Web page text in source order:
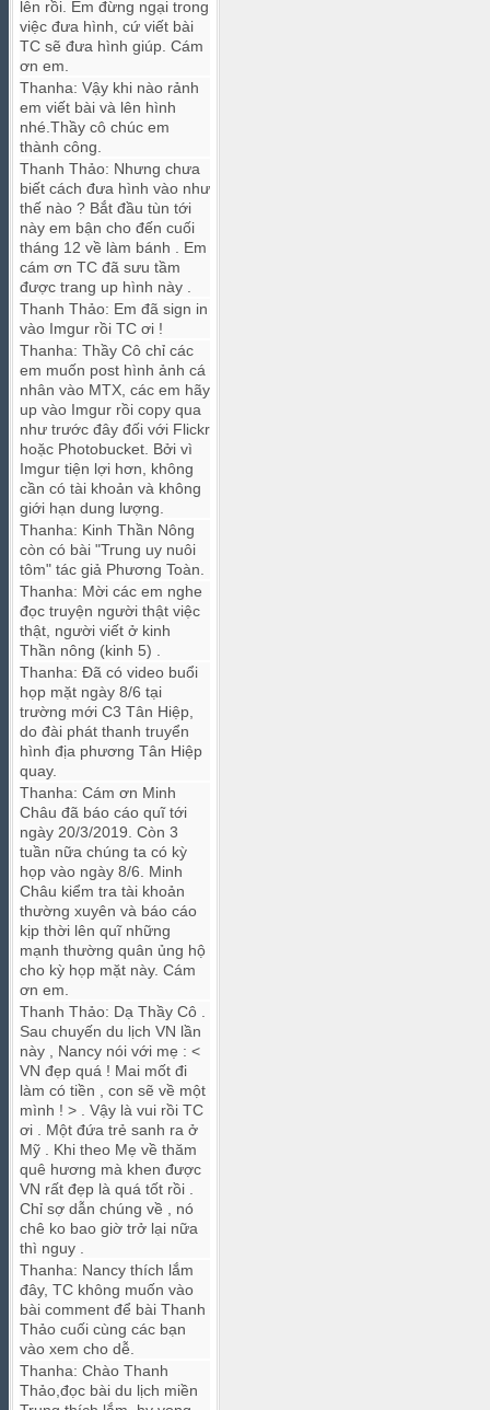
lên rồi. Em đừng ngại trong
việc đưa hình, cứ viết bài
TC sẽ đưa hình giúp. Cám
ơn em.
Thanha: Vậy khi nào rảnh
em viết bài và lên hình
nhé.Thầy cô chúc em
thành công.
Thanh Thảo: Nhưng chưa
biết cách đưa hình vào như
thế nào ? Bắt đầu tùn tới
này em bận cho đến cuối
tháng 12 về làm bánh . Em
cám ơn TC đã sưu tầm
được trang up hình này .
Thanh Thảo: Em đã sign in
vào Imgur rồi TC ơi !
Thanha: Thầy Cô chỉ các
em muốn post hình ảnh cá
nhân vào MTX, các em hãy
up vào Imgur rồi copy qua
như trước đây đối với Flickr
hoặc Photobucket. Bởi vì
Imgur tiện lợi hơn, không
cần có tài khoản và không
giới hạn dung lượng.
Thanha: Kinh Thần Nông
còn có bài "Trung uy nuôi
tôm" tác giả Phương Toàn.
Thanha: Mời các em nghe
đọc truyện người thật việc
thật, người viết ở kinh
Thần nông (kinh 5) .
Thanha: Đã có video buổi
họp mặt ngày 8/6 tại
trường mới C3 Tân Hiệp,
do đài phát thanh truyển
hình địa phương Tân Hiệp
quay.
Thanha: Cám ơn Minh
Châu đã báo cáo quĩ tới
ngày 20/3/2019. Còn 3
tuần nữa chúng ta có kỳ
họp vào ngày 8/6. Minh
Châu kiểm tra tài khoản
thường xuyên và báo cáo
kịp thời lên quĩ những
mạnh thường quân ủng hộ
cho kỳ họp mặt này. Cám
ơn em.
Thanh Thảo: Dạ Thầy Cô .
Sau chuyến du lịch VN lần
này , Nancy nói với mẹ : <
VN đẹp quá ! Mai mốt đi
làm có tiền , con sẽ về một
mình ! > . Vậy là vui rồi TC
ơi . Một đứa trẻ sanh ra ở
Mỹ . Khi theo Mẹ về thăm
quê hương mà khen được
VN rất đẹp là quá tốt rồi .
Chỉ sợ dẫn chúng về , nó
chê ko bao giờ trở lại nữa
thì nguy .
Thanha: Nancy thích lắm
đây, TC không muốn vào
bài comment để bài Thanh
Thảo cuối cùng các bạn
vào xem cho dễ.
Thanha: Chào Thanh
Thảo,đọc bài du lịch miền